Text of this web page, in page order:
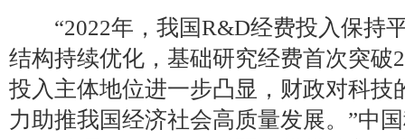
“2022年，我国R&D经费投入保持
结构持续优化，基础研究经费首次突破
投入主体地位进一步凸显，财政对科技
力助推我国经济社会高质量发展。”中